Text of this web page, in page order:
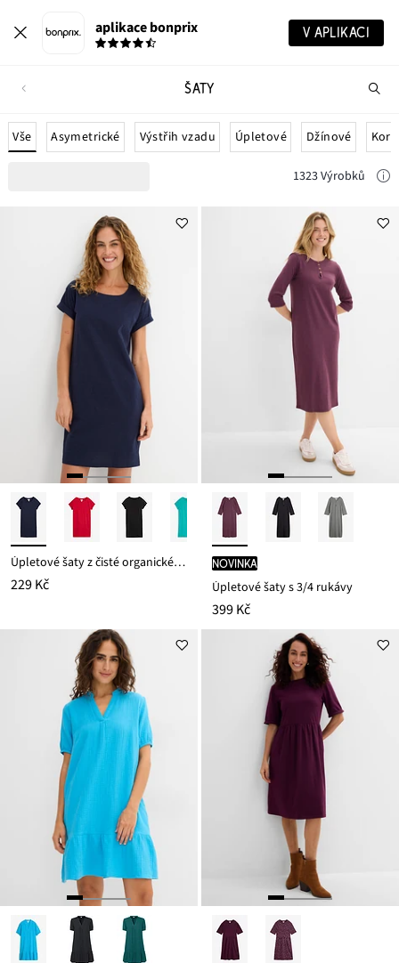
aplikace bonprix V APLIKACI
ŠATY
Vše Asymetrické Výstřih vzadu Úpletové Džínové
1323 Výrobků
Úpletové šaty z čisté organické bavlny
229 Kč
novinka
Úpletové šaty s 3/4 rukávy
399 Kč